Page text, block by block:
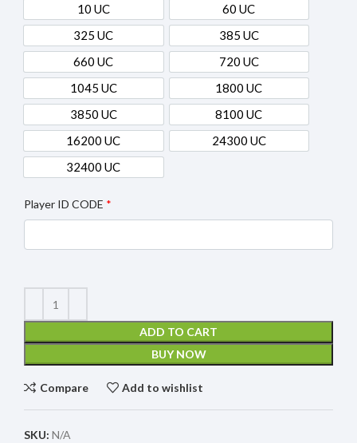
10 UC
10 UC 60 UC
60 UC
325 UC
325 UC 385 UC
385 UC
660 UC
660 UC 720 UC
720 UC
1045 UC
1045 UC 1800 UC
1800 UC
3850 UC
3850 UC 8100 UC
8100 UC
16200 UC
16200 UC 24300 UC
24300 UC
32400 UC
32400 UC
Player ID CODE *
ADD TO CART
BUY NOW
Compare Add to wishlist
SKU: N/A